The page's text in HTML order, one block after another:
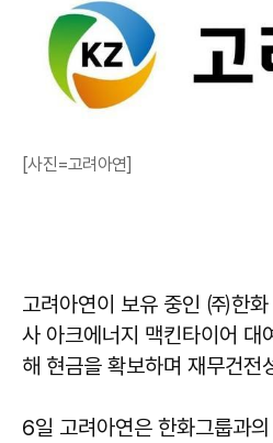
[사진=고려아연]
고려아연이 보유 중인 ㈜한화
사 아크에너지 맥킨타이어 대
해 현금을 확보하며 재무건전
6일 고려아연은 한화그룹과